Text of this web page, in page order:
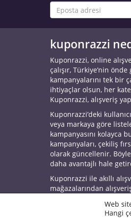
kuponrazzi
Kuponrazzi, online
çalışır, Türkiye’nin
kampanyalarını tek bir
ihtiyaçlar olsun, her
Kuponrazzi, alışveriş
Kuponrazzi’deki
veya markaya göre
kampanyasını kolayca
kampanyaları, çekiliş
olarak güncellenir.
daha avantajlı hale
Kuponrazzi ile akıllı
mağazalarından
© 2026 KuponrazziWeb
Hangi